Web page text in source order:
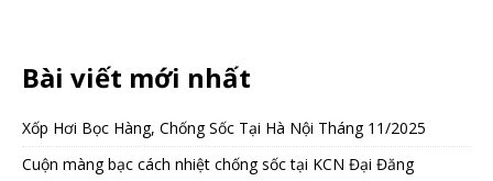
Bài viết mới nhất
Xốp Hơi Bọc Hàng, Chống Sốc Tại Hà Nội Tháng 11/2025
Cuộn màng bạc cách nhiệt chống sốc tại KCN Đại Đăng